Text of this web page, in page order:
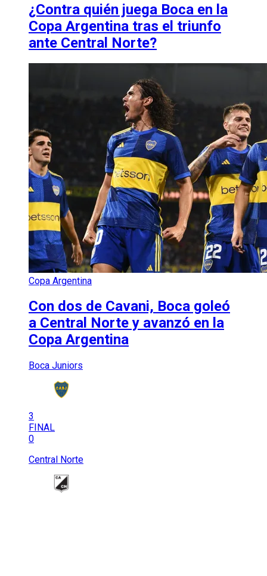
¿Contra quién juega Boca en la
Copa Argentina tras el triunfo
ante Central Norte?
Copa Argentina
Con dos de Cavani, Boca goleó
a Central Norte y avanzó en la
Copa Argentina
Boca Juniors
3
FINAL
0
Central Norte